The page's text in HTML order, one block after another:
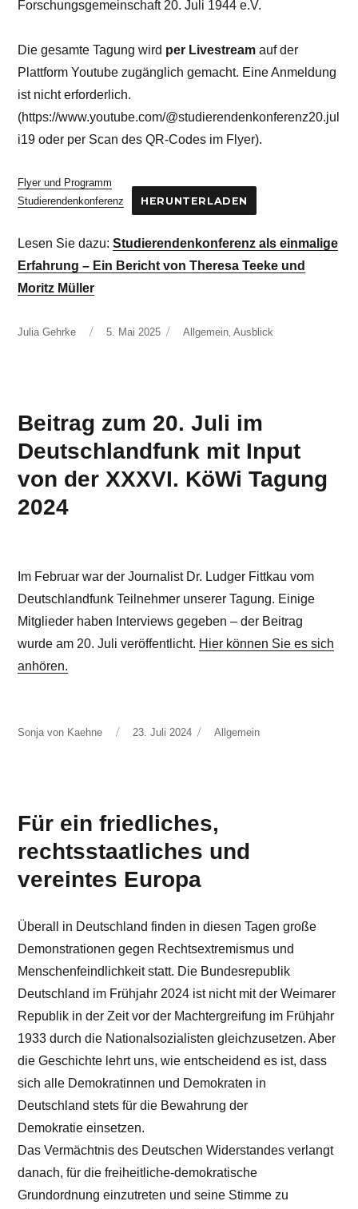
Forschungsgemeinschaft 20. Juli 1944 e.V.
Die gesamte Tagung wird per Livestream auf der
Plattform Youtube zugänglich gemacht. Eine Anmeldung
ist nicht erforderlich.
(https://www.youtube.com/@studierendenkonferenz20.jul
i19 oder per Scan des QR-Codes im Flyer).
Flyer und Programm
Studierendenkonferenz
HERUNTERLADEN
Lesen Sie dazu:Studierendenkonferenz als einmalige
Erfahrung – Ein Bericht von Theresa Teeke und
Moritz Müller
Autor
Julia Gehrke
Veröffentlicht
5. Mai 2025 Kategorien
Allgemein ,Ausblick
Beitrag zum 20. Juli im
Deutschlandfunk mit Input
von der XXXVI. KöWi Tagung
2024
Im Februar war der Journalist Dr. Ludger Fittkau vom
Deutschlandfunk Teilnehmer unserer Tagung. Einige
Mitglieder haben Interviews gegeben – der Beitrag
wurde am 20. Juli veröffentlicht. Hier können Sie es sich
anhören.
Autor
Sonja von Kaehne
Veröffentlicht
23. Juli 2024 Kategorien
Allgemein
Für ein friedliches,
rechtsstaatliches und
vereintes Europa
Überall in Deutschland finden in diesen Tagen große
Demonstrationen gegen Rechtsextremismus und
Menschenfeindlichkeit statt. Die Bundesrepublik
Deutschland im Frühjahr 2024 ist nicht mit der Weimarer
Republik in der Zeit vor der Machtergreifung im Frühjahr
1933 durch die Nationalsozialisten gleichzusetzen. Aber
die Geschichte lehrt uns, wie entscheidend es ist, dass
sich alle Demokratinnen und Demokraten in
Deutschland stets für die Bewahrung der
Demokratie einsetzen.
Das Vermächtnis des Deutschen Widerstandes verlangt
danach, für die freiheitliche-demokratische
Grundordnung einzutreten und seine Stimme zu